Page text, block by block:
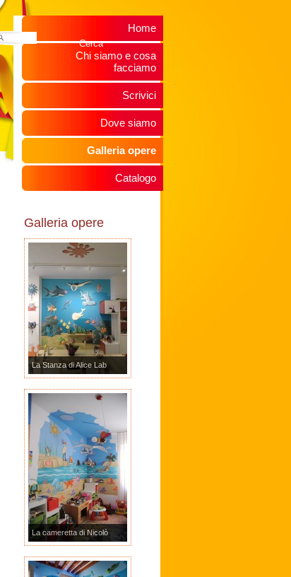
Home
Chi siamo e cosa
facciamo
Scrivici
Dove siamo
Galleria opere
Catalogo
Galleria opere
La Stanza di Alice Lab
La cameretta di Nicolò